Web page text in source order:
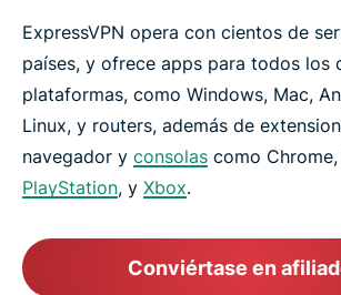
ExpressVPN opera con cientos de
países, y ofrece apps para todos los
plataformas, como Windows, Mac,
Linux, y routers, además de
navegador y consolas como
PlayStation, y Xbox.
Conviértase en